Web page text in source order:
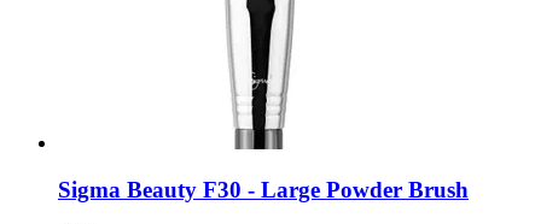
Sigma Beauty F30 -​ Large Powder Brush